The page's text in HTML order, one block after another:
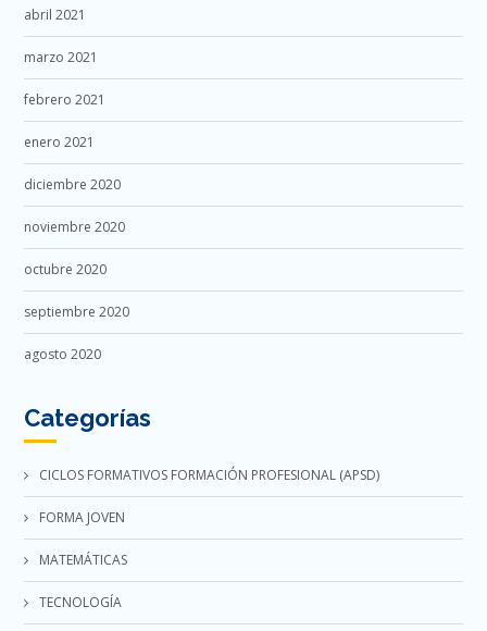
abril 2021
marzo 2021
febrero 2021
enero 2021
diciembre 2020
noviembre 2020
octubre 2020
septiembre 2020
agosto 2020
Categorías
CICLOS FORMATIVOS FORMACIÓN PROFESIONAL (APSD)
FORMA JOVEN
MATEMÁTICAS
TECNOLOGÍA